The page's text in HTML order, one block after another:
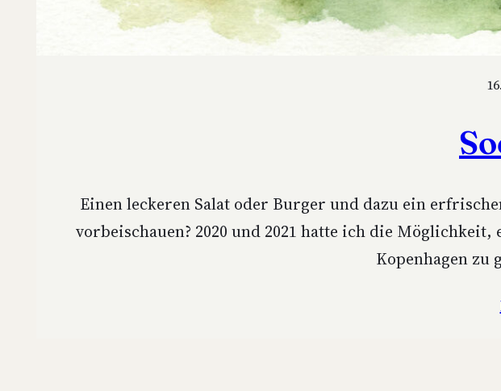
Einen lecke­ren Salat oder Bur­ger und dazu ein
vorbeischauen? 2020 und 2021 hat­te ich die
Kopen­ha­gen